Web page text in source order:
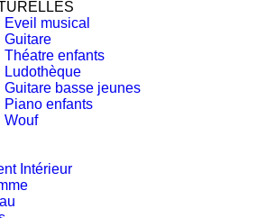
Eveil musical
Guitare
Théatre enfants
Ludothèque
Guitare basse jeunes
Piano enfants
Wouf
Intérieur